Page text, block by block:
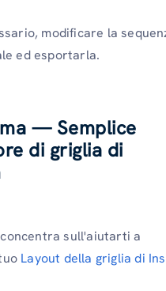
modificare la
ed esportarla.
— Semplice
di griglia di
sull'aiutarti a
Layout della griglia di